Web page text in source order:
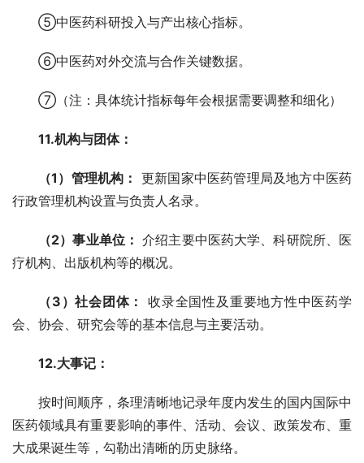
⑤中医药科研投入与产出核心指标。
⑥中医药对外交流与合作关键数据。
⑦（注：具体统计指标每年会根据需要调整和细化）
11.机构与团体：
（1）管理机构： 更新国家中医药管理局及地方中医药
行政管理机构设置与负责人名录。
（2）事业单位： 介绍主要中医药大学、科研院所、医
疗机构、出版机构等的概况。
（3）社会团体：
收录全国性及重要地方性中医药学
会、协会、研究会等的基本信息与主要活动。
12.大事记：
按时间顺序，条理清晰地记录年度内发生的国内国际中
医药领域具有重要影响的事件、活动、会议、政策发布、重
大成果诞生等，勾勒出清晰的历史脉络。